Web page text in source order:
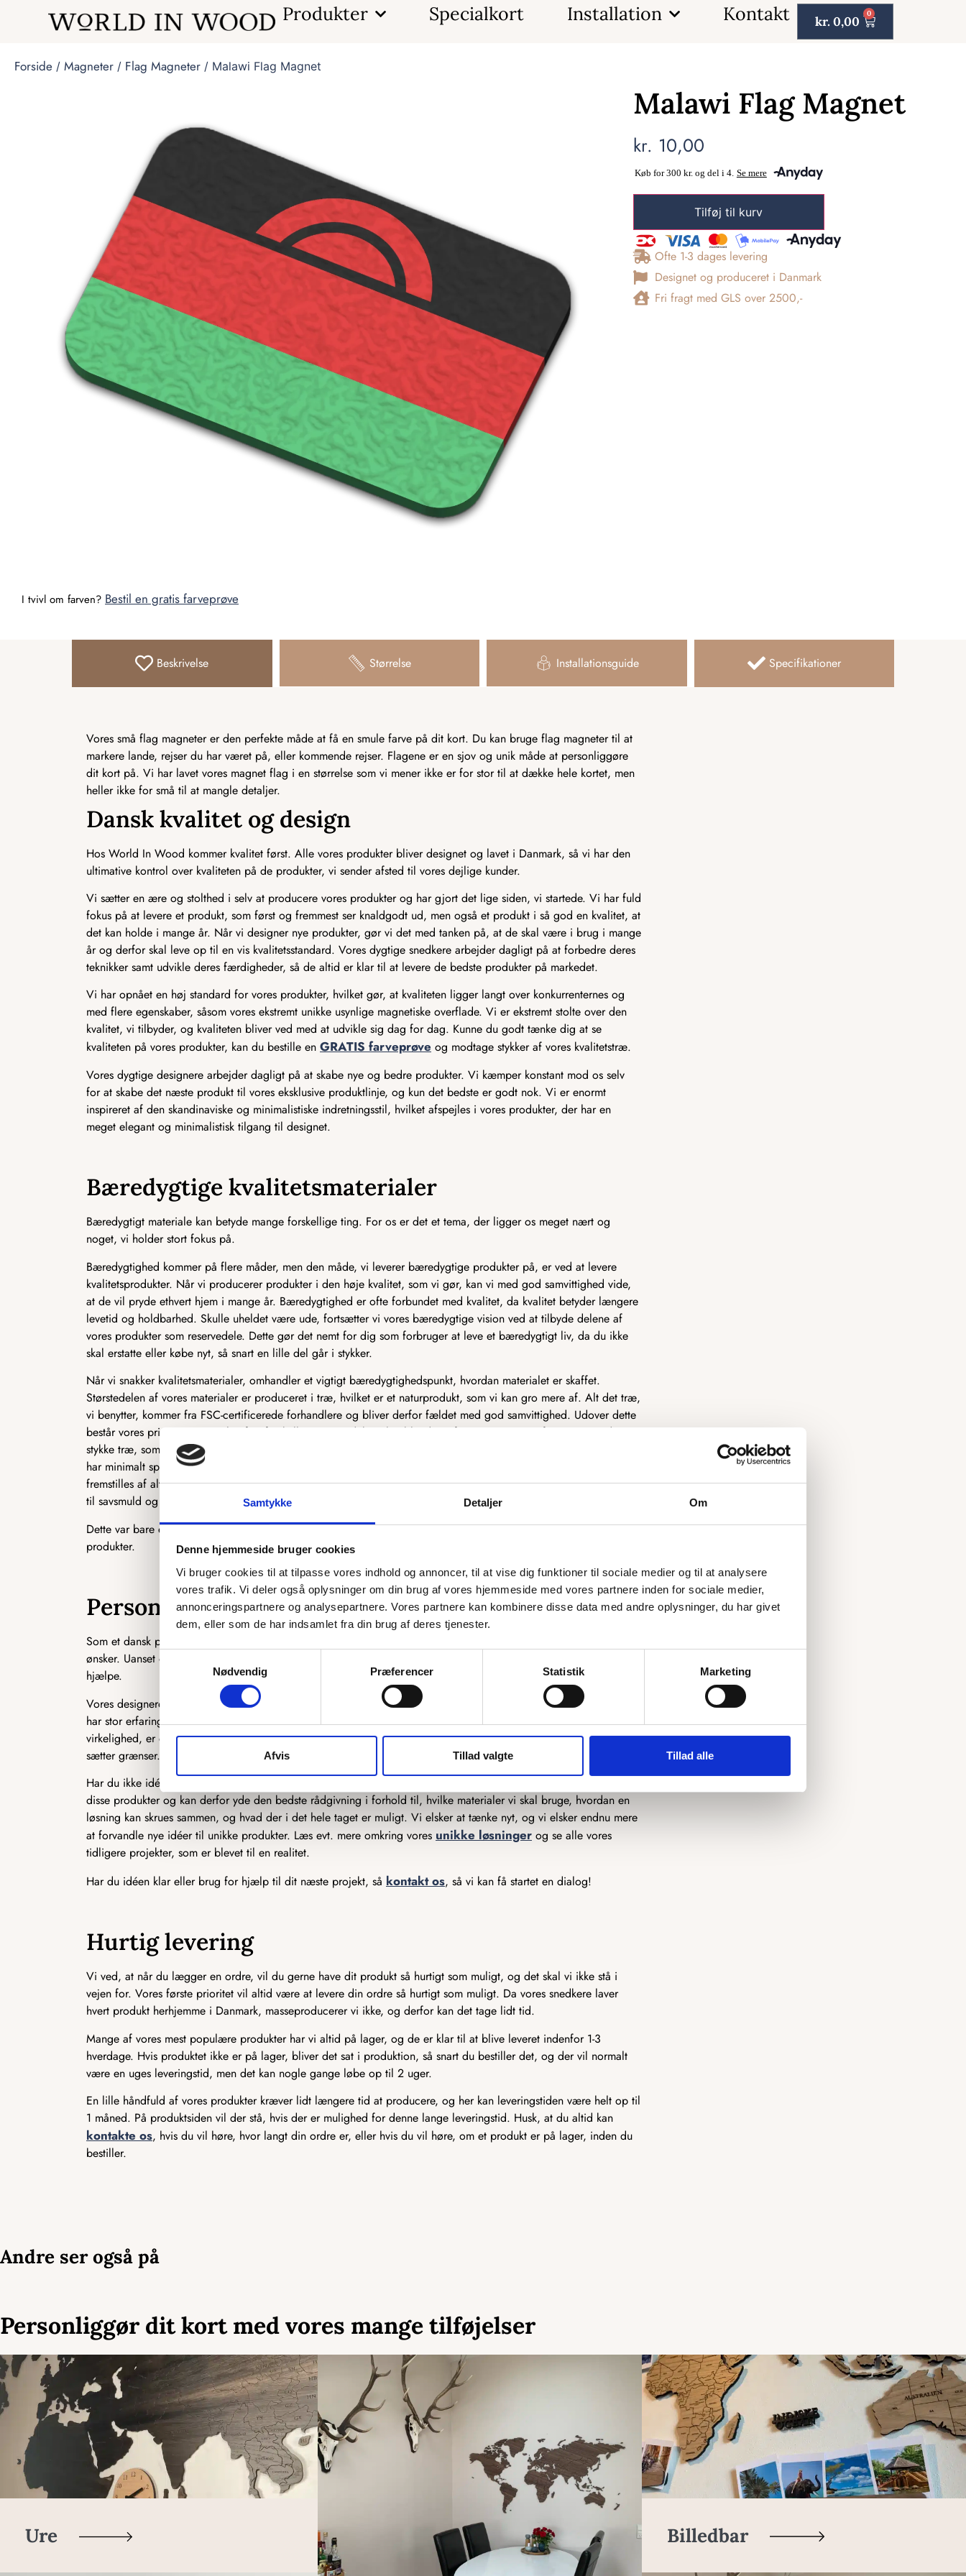
Samtykke Detaljer Om
Denne hjemmeside bruger cookies
Vi bruger cookies til at tilpasse vores indhold og annoncer, til at vise dig funktioner til sociale medier og til at analysere
vores trafik. Vi deler også oplysninger om din brug af vores hjemmeside med vores partnere inden for sociale medier,
annonceringspartnere og analysepartnere. Vores partnere kan kombinere disse data med andre oplysninger, du har givet
dem, eller som de har indsamlet fra din brug af deres tjenester.
Samtykkevalg
Nødvendig
Præferencer Statistik Marketing
Afvis Tillad valgte Tillad alle
Produkter Specialkort Installation Kontakt kr. 0,00
0
Forside / Magneter / Flag Magneter / Malawi Flag Magnet
I tvivl om farven? Bestil en gratis farveprøve
Malawi Flag Magnet
kr. 10,00
Tilføj til kurv
Ofte 1-3 dages levering
Designet og produceret i Danmark
Fri fragt med GLS over 2500,-
Beskrivelse Størrelse Installationsguide Specifikationer
Vores små flag magneter er den perfekte måde at få en smule farve på dit kort. Du kan bruge flag magneter til at
markere lande, rejser du har været på, eller kommende rejser. Flagene er en sjov og unik måde at personliggøre
dit kort på. Vi har lavet vores magnet flag i en størrelse som vi mener ikke er for stor til at dække hele kortet, men
heller ikke for små til at mangle detaljer.
Dansk kvalitet og design
Hos World In Wood kommer kvalitet først. Alle vores produkter bliver designet og lavet i Danmark, så vi har den
ultimative kontrol over kvaliteten på de produkter, vi sender afsted til vores dejlige kunder.
Vi sætter en ære og stolthed i selv at producere vores produkter og har gjort det lige siden, vi startede. Vi har fuld
fokus på at levere et produkt, som først og fremmest ser knaldgodt ud, men også et produkt i så god en kvalitet, at
det kan holde i mange år. Når vi designer nye produkter, gør vi det med tanken på, at de skal være i brug i mange
år og derfor skal leve op til en vis kvalitetsstandard. Vores dygtige snedkere arbejder dagligt på at forbedre deres
teknikker samt udvikle deres færdigheder, så de altid er klar til at levere de bedste produkter på markedet.
Vi har opnået en høj standard for vores produkter, hvilket gør, at kvaliteten ligger langt over konkurrenternes og
med flere egenskaber, såsom vores ekstremt unikke usynlige magnetiske overflade. Vi er ekstremt stolte over den
kvalitet, vi tilbyder, og kvaliteten bliver ved med at udvikle sig dag for dag. Kunne du godt tænke dig at se
kvaliteten på vores produkter, kan du bestille en GRATIS farveprøve og modtage stykker af vores kvalitetstræ.
Vores dygtige designere arbejder dagligt på at skabe nye og bedre produkter. Vi kæmper konstant mod os selv
for at skabe det næste produkt til vores eksklusive produktlinje, og kun det bedste er godt nok. Vi er enormt
inspireret af den skandinaviske og minimalistiske indretningsstil, hvilket afspejles i vores produkter, der har en
meget elegant og minimalistisk tilgang til designet.
Bæredygtige kvalitetsmaterialer
Bæredygtigt materiale kan betyde mange forskellige ting. For os er det et tema, der ligger os meget nært og
noget, vi holder stort fokus på.
Bæredygtighed kommer på flere måder, men den måde, vi leverer bæredygtige produkter på, er ved at levere
kvalitetsprodukter. Når vi producerer produkter i den høje kvalitet, som vi gør, kan vi med god samvittighed vide,
at de vil pryde ethvert hjem i mange år. Bæredygtighed er ofte forbundet med kvalitet, da kvalitet betyder længere
levetid og holdbarhed. Skulle uheldet være ude, fortsætter vi vores bæredygtige vision ved at tilbyde delene af
vores produkter som reservedele. Dette gør det nemt for dig som forbruger at leve et bæredygtigt liv, da du ikke
skal erstatte eller købe nyt, så snart en lille del går i stykker.
Når vi snakker kvalitetsmaterialer, omhandler et vigtigt bæredygtighedspunkt, hvordan materialet er skaffet.
Størstedelen af vores materialer er produceret i træ, hvilket er et naturprodukt, som vi kan gro mere af. Alt det træ,
vi benytter, kommer fra FSC-certificerede forhandlere og bliver derfor fældet med god samvittighed. Udover dette
består vores primære materiale af to forskellige træprodukter, heriblandt træfiner og MDF. Træfiner er et tyndt
stykke træ, som ofte bruges i produktionen af køkkener og andre møbler. Træfiner er fantastisk bæredygtigt, da det
har minimalt spild i produktionen, og vi udnytter dermed mest muligt af træet. MDF er derimod et træprodukt, som
fremstilles af alt det træ, der normalt ikke kan bruges til møbelindustrien. Det træ, der ikke kan bruges, bliver lavet
til savsmuld og herefter presset sammen til MDF, som har mange gode egenskaber.
Dette var bare et par eksempler på, hvordan vi tænker bæredygtighed ind i designet og produktionen af vores
produkter.
Personligt og skræddersyet efter dit ønske
Som et dansk producerende firma har vi en unik mulighed for at skræddersy vores produkter præcis efter dine
ønsker. Uanset om det er en ekstra ø, du ønsker, en ekstra by graveret på, eller et helt unikt kort, så er vi klar til at
hjælpe.
Vores designere står klar til at høre, hvad du ønsker, og vores snedkere står klar til at lave det efter dine tanker. Vi
har stor erfaring med at producere speciallavede produkter, så har du en sjov idé, som du gerne vil have gjort til
virkelighed, er du kommet til det rette sted. Der er ikke meget, som ikke er muligt, og det er kun fantasien, der
sætter grænser.
Har du ikke idéen 100 % på plads, står vi også klar til at hjælpe der. Vi har mange års erfaring med produktion af
disse produkter og kan derfor yde den bedste rådgivning i forhold til, hvilke materialer vi skal bruge, hvordan en
løsning kan skrues sammen, og hvad der i det hele taget er muligt. Vi elsker at tænke nyt, og vi elsker endnu mere
at forvandle nye idéer til unikke produkter. Læs evt. mere omkring vores unikke løsninger og se alle vores
tidligere projekter, som er blevet til en realitet.
Har du idéen klar eller brug for hjælp til dit næste projekt, så kontakt os, så vi kan få startet en dialog!
Hurtig levering
Vi ved, at når du lægger en ordre, vil du gerne have dit produkt så hurtigt som muligt, og det skal vi ikke stå i
vejen for. Vores første prioritet vil altid være at levere din ordre så hurtigt som muligt. Da vores snedkere laver
hvert produkt herhjemme i Danmark, masseproducerer vi ikke, og derfor kan det tage lidt tid.
Mange af vores mest populære produkter har vi altid på lager, og de er klar til at blive leveret indenfor 1-3
hverdage. Hvis produktet ikke er på lager, bliver det sat i produktion, så snart du bestiller det, og der vil normalt
være en uges leveringstid, men det kan nogle gange løbe op til 2 uger.
En lille håndfuld af vores produkter kræver lidt længere tid at producere, og her kan leveringstiden være helt op til
1 måned. På produktsiden vil der stå, hvis der er mulighed for denne lange leveringstid. Husk, at du altid kan
kontakte os, hvis du vil høre, hvor langt din ordre er, eller hvis du vil høre, om et produkt er på lager, inden du
bestiller.
Andre ser også på
Personliggør dit kort med vores mange tilføjelser
Ure Billedbar